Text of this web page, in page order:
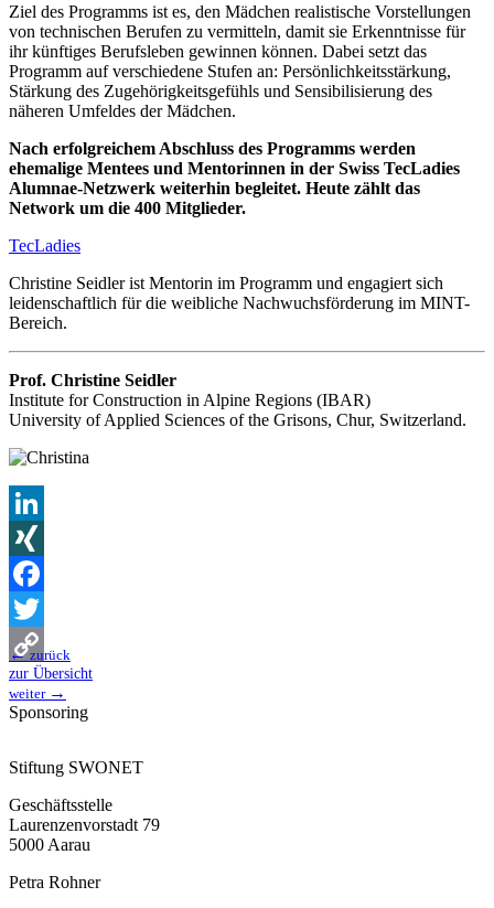
Ziel des Programms ist es, den Mädchen realistische Vorstellungen
von technischen Berufen zu vermitteln, damit sie Erkenntnisse für
ihr künftiges Berufsleben gewinnen können. Dabei setzt das
Programm auf verschiedene Stufen an: Persönlichkeitsstärkung,
Stärkung des Zugehörigkeitsgefühls und Sensibilisierung des
näheren Umfeldes der Mädchen.
Nach erfolgreichem Abschluss des Programms werden
ehemalige Mentees und Mentorinnen in der Swiss TecLadies
Alumnae-Netzwerk weiterhin begleitet. Heute zählt das
Network um die 400 Mitglieder.
TecLadies
Christine Seidler ist Mentorin im Programm und engagiert sich
leidenschaftlich für die weibliche Nachwuchsförderung im MINT-
Bereich.
Prof. Christine Seidler
Institute for Construction in Alpine Regions (IBAR)
University of Applied Sciences of the Grisons, Chur, Switzerland.
LinkedIn
XING
Facebook
Twitter
Copy
Link
←zurück
zur Übersicht
weiter →
Sponsoring
Stiftung SWONET
Geschäftsstelle
Laurenzenvorstadt 79
5000 Aarau
Petra Rohner